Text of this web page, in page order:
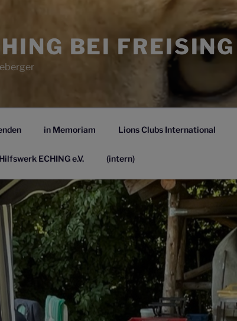
BEI FREISING
in Memoriam Lions Clubs International
ECHING e.V. (intern)